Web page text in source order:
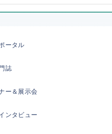
ータル
誌
ー＆展示会
ンタビュー